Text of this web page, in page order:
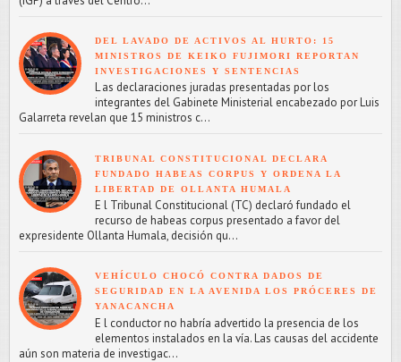
DEL LAVADO DE ACTIVOS AL HURTO: 15
MINISTROS DE KEIKO FUJIMORI REPORTAN
INVESTIGACIONES Y SENTENCIAS
L as declaraciones juradas presentadas por los
integrantes del Gabinete Ministerial encabezado por Luis
Galarreta revelan que 15 ministros c...
TRIBUNAL CONSTITUCIONAL DECLARA
FUNDADO HABEAS CORPUS Y ORDENA LA
LIBERTAD DE OLLANTA HUMALA
E l Tribunal Constitucional (TC) declaró fundado el
recurso de habeas corpus presentado a favor del
expresidente Ollanta Humala, decisión qu...
VEHÍCULO CHOCÓ CONTRA DADOS DE
SEGURIDAD EN LA AVENIDA LOS PRÓCERES DE
YANACANCHA
E l conductor no habría advertido la presencia de los
elementos instalados en la vía. Las causas del accidente
aún son materia de investigac...